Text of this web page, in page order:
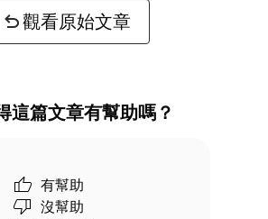
觀看原始文章
這篇文章有幫助嗎？
有幫助
沒幫助